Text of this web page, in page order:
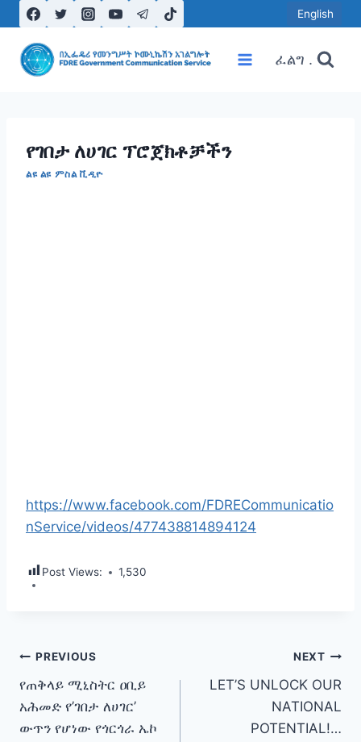
to
content
English
ፈልግ .
የገበታ ለሀገር ፕሮጀክቶቻችን
ልዩ ልዩ ምስል ቪዲዮ
https://www.facebook.com/FDRECommunicatio
nService/videos/477438814894124
Post Views: 1,530
Post
navigation
PREVIOUS
የጠቅላይ ሚኒስትር ዐቢይ
አሕመድ የ’ገበታ ለሀገር’
ውጥን የሆነው የጎርጎራ ኤኮ
NEXT
LET’S UNLOCK OUR
NATIONAL
POTENTIAL!…